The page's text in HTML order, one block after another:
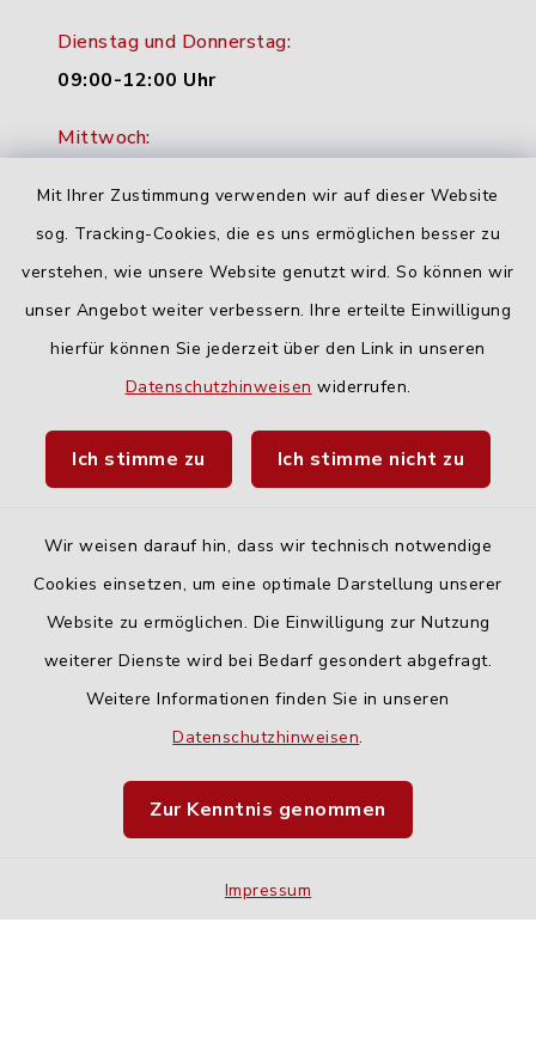
Mit Ihrer Zustimmung verwenden wir auf dieser Website
sog. Tracking-Cookies, die es uns ermöglichen besser zu
verstehen, wie unsere Website genutzt wird. So können wir
unser Angebot weiter verbessern. Ihre erteilte Einwilligung
hierfür können Sie jederzeit über den Link in unseren
Datenschutzhinweisen widerrufen.
Ich stimme zu Ich stimme nicht zu
Wir weisen darauf hin, dass wir technisch notwendige
Cookies einsetzen, um eine optimale Darstellung unserer
Website zu ermöglichen. Die Einwilligung zur Nutzung
weiterer Dienste wird bei Bedarf gesondert abgefragt.
Weitere Informationen finden Sie in unseren
Datenschutzhinweisen.
Zur Kenntnis genommen
Impressum
Dienstag und Donnerstag:
09:00-12:00 Uhr
Mittwoch:
Freitag:
geschlossen
Quicklinks
Fahrplanauskunft DING
Barrierefreiheit
Impressum
Sitemap